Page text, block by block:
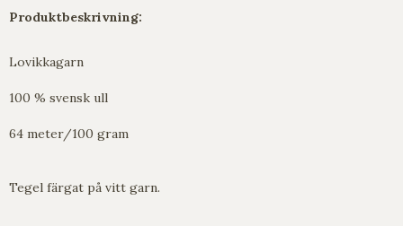
Produktbeskrivning:
Lovikkagarn
100 % svensk ull
64 meter/100 gram
Tegel färgat på vitt garn.